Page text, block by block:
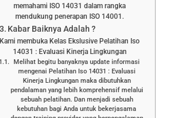
memahami ISO 14031 dalam rangka
mendukung penerapan ISO 14001.
Kabar Baiknya Adalah ?
Kami membuka Kelas Ekslusive Pelatihan Iso
14031 : Evaluasi Kinerja Lingkungan
Melihat begitu banyaknya update informasi
mengenai Pelatihan Iso 14031 : Evaluasi
Kinerja Lingkungan maka dibutuhkan
pendalaman yang lebih komprehensif melalui
sebuah pelatihan. Dan menjadi sebuah
kebutuhan bagi Anda untuk bekerjasama